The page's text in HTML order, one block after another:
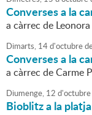
Converses a la
a càrrec de
Dimarts, 14d'octubre
Converses a la
a càrrec de Carme
Diumenge, 12 d'octubre
Bioblitz a la